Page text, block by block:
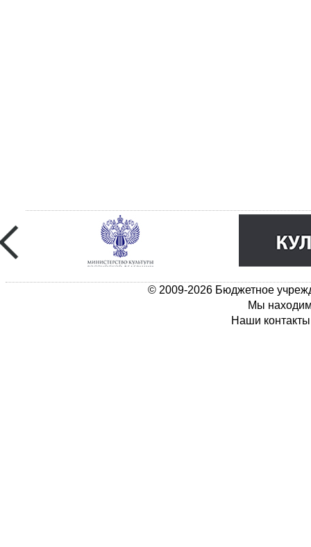
© 2009-2026 Бюджетное
Мы
Наши